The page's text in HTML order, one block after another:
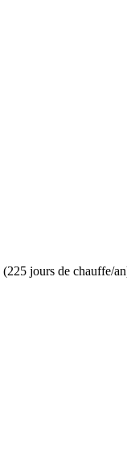
(225 jours de chauffe/